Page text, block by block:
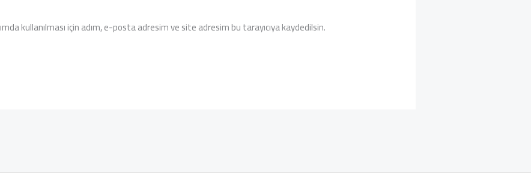
kullanılması için adım, e-posta adresim ve site adresim bu tarayıcıya kaydedilsin.